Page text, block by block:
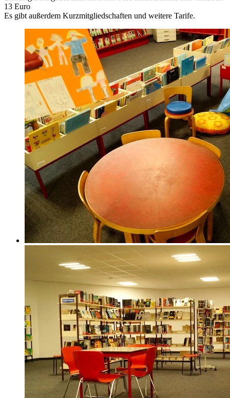
13 Euro
Es gibt außerdem Kurzmitgliedschaften und weitere Tarife.